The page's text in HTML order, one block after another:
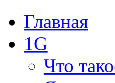
Главная
1G
Что